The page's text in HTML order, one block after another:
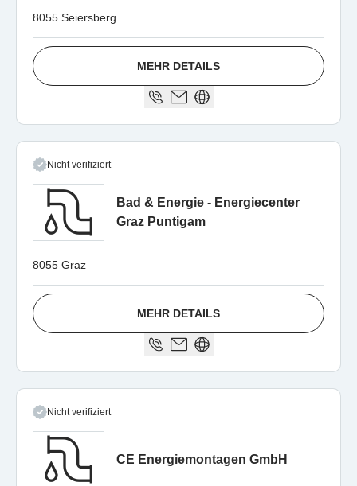
8055 Seiersberg
MEHR DETAILS
Nicht verifiziert
Bad & Energie - Energiecenter
Graz Puntigam
8055 Graz
MEHR DETAILS
Nicht verifiziert
CE Energiemontagen GmbH